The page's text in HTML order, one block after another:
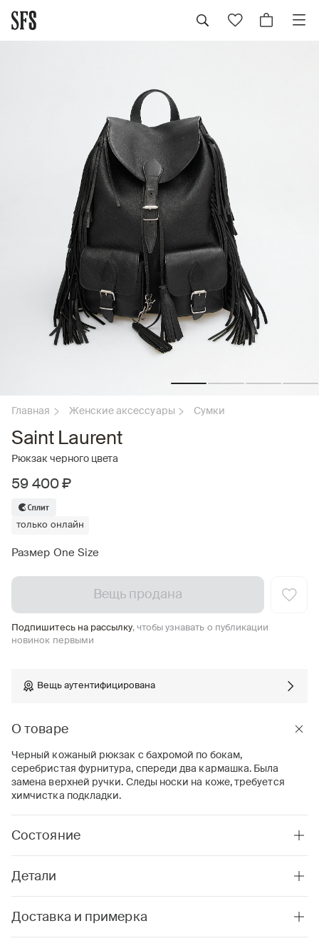
Главная Женские аксессуары Сумки
Saint Laurent
Рюкзак черного цвета
59 400 ₽
только онлайн
Размер One Size
Вещь продана
Подпишитесь на рассылку, чтобы узнавать о публикации
новинок первыми
Вещь аутентифицирована
О товаре
Черный кожаный рюкзак с бахромой по бокам,
серебристая фурнитура, спереди два кармашка. Была
замена верхней ручки. Следы носки на коже, требуется
химчистка подкладки.
Состояние
Детали
Доставка и примерка